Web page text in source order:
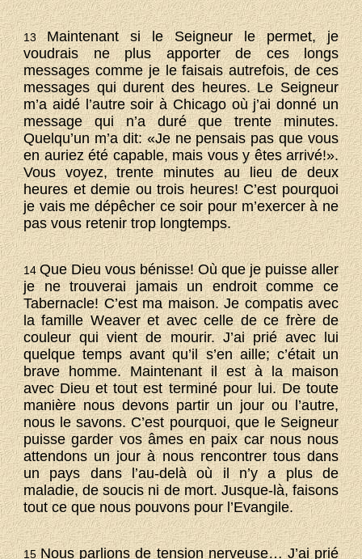
13Maintenant si le Seigneur le permet, je
voudrais ne plus apporter de ces longs
messages comme je le faisais autrefois, de ces
messages qui durent des heures. Le Seigneur
m’a aidé l’autre soir à Chicago où j’ai donné un
message qui n’a duré que trente minutes.
Quelqu’un m’a dit: «Je ne pensais pas que vous
en auriez été capable, mais vous y êtes arrivé!».
Vous voyez, trente minutes au lieu de deux
heures et demie ou trois heures! C’est pourquoi
je vais me dépêcher ce soir pour m’exercer à ne
pas vous retenir trop longtemps.
14Que Dieu vous bénisse! Où que je puisse aller
je ne trouverai jamais un endroit comme ce
Tabernacle! C’est ma maison. Je compatis avec
la famille Weaver et avec celle de ce frère de
couleur qui vient de mourir. J’ai prié avec lui
quelque temps avant qu’il s’en aille; c’était un
brave homme. Maintenant il est à la maison
avec Dieu et tout est terminé pour lui. De toute
manière nous devons partir un jour ou l’autre,
nous le savons. C’est pourquoi, que le Seigneur
puisse garder vos âmes en paix car nous nous
attendons un jour à nous rencontrer tous dans
un pays dans l’au-delà où il n’y a plus de
maladie, de soucis ni de mort. Jusque-là, faisons
tout ce que nous pouvons pour l’Evangile.
15Nous parlions de tension nerveuse… J’ai prié